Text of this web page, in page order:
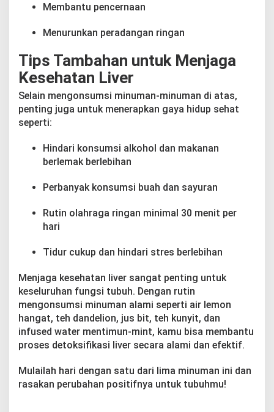
Membantu pencernaan
Menurunkan peradangan ringan
Tips Tambahan untuk Menjaga
Kesehatan Liver
Selain mengonsumsi minuman-minuman di atas,
penting juga untuk menerapkan gaya hidup sehat
seperti:
Hindari konsumsi alkohol dan makanan
berlemak berlebihan
Perbanyak konsumsi buah dan sayuran
Rutin olahraga ringan minimal 30 menit per
hari
Tidur cukup dan hindari stres berlebihan
Menjaga kesehatan liver sangat penting untuk
keseluruhan fungsi tubuh. Dengan rutin
mengonsumsi minuman alami seperti air lemon
hangat, teh dandelion, jus bit, teh kunyit, dan
infused water mentimun-mint, kamu bisa membantu
proses detoksifikasi liver secara alami dan efektif.
Mulailah hari dengan satu dari lima minuman ini dan
rasakan perubahan positifnya untuk tubuhmu!